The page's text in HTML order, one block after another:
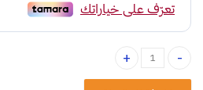
بخاخ حماية من السافي مانع خدوش سورد quantity